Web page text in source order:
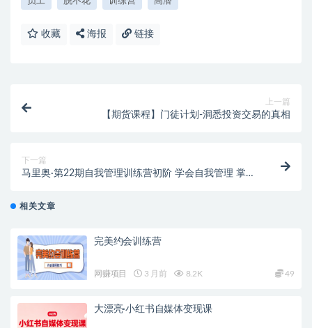
收藏 海报 链接
上一篇
【期货课程】门徒计划-洞悉投资交易的真相
下一篇
马里奥·第22期自我管理训练营初阶 学会自我管理 掌握
相关文章
完美约会训练营
网赚项目 3 月前 8.2K 49
大漂亮·小红书自媒体变现课